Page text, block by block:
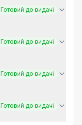
Готовий до видачі
Готовий до видачі
Готовий до видачі
Готовий до видачі